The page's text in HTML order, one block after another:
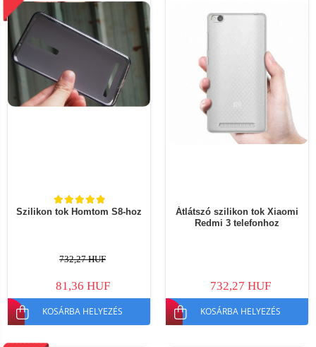
Szilikon tok Homtom S8-hoz
732,27 HUF
81,36 HUF
KOSÁRBA HELYEZÉS
Átlátszó szilikon tok Xiaomi
Redmi 3 telefonhoz
732,27 HUF
KOSÁRBA HELYEZÉS